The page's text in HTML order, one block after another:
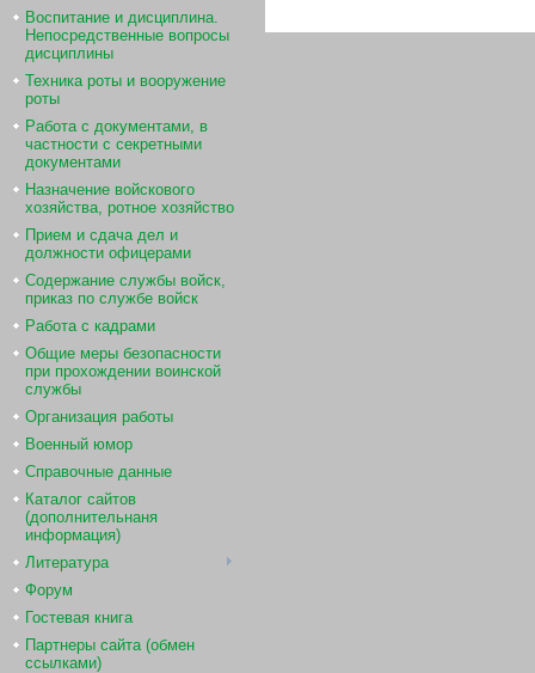
Воспитание и дисциплина.
Непосредственные вопросы
дисциплины
Техника роты и вооружение
роты
Работа с документами, в
частности с секретными
документами
Назначение войскового
хозяйства, ротное хозяйство
Прием и сдача дел и
должности офицерами
Содержание службы войск,
приказ по службе войск
Работа с кадрами
Общие меры безопасности
при прохождении воинской
службы
Организация работы
Военный юмор
Справочные данные
Каталог сайтов
(дополнительнаня
информация)
Литература
Форум
Гостевая книга
Партнеры сайта (обмен
ссылками)